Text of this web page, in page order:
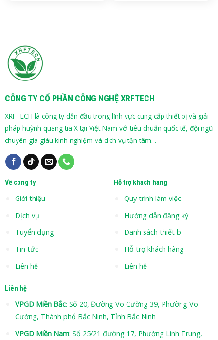
CÔNG TY CỔ PHẦN CÔNG NGHỆ XRFTECH
XRFTECH là công ty dẫn đầu trong lĩnh vực cung cấp thiết bị và giải
pháp huỳnh quang tia X tại Việt Nam với tiêu chuẩn quốc tế, đội ngũ
chuyên gia giàu kinh nghiệm và dịch vụ tận tâm. .
Về công ty
Giới thiệu
Dịch vụ
Tuyển dụng
Tin tức
Liên hệ
Hỗ trợ khách hàng
Quy trình làm việc
Hướng dẫn đăng ký
Danh sách thiết bị
Hỗ trợ khách hàng
Liên hệ
Liên hệ
VPGD Miền Bắc: Số 20, Đường Võ Cường 39, Phường Võ
Cường, Thành phố Bắc Ninh, Tỉnh Bắc Ninh
VPGD Miền Nam: Số 25/21 đường 17, Phường Linh Trung,